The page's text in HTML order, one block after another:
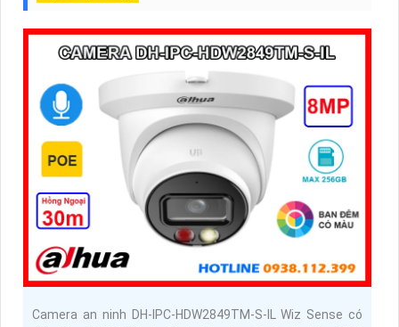
Camera an ninh DH-IPC-HDW2849TM-S-IL Wiz Sense có